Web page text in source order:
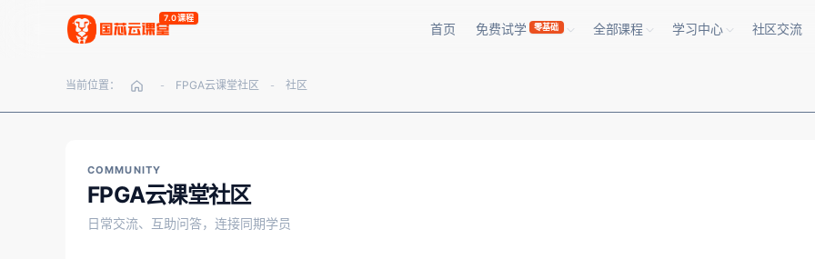
7.0课程
首页 免费试学 零基础 全部课程 学习中心 社区交流
当前位置： - FPGA云课堂社区 - 社区
COMMUNITY
FPGA云课堂社区
日常交流、互助问答，连接同期学员